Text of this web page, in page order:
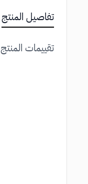
تفاصيل المنتج
تقييمات المنتج